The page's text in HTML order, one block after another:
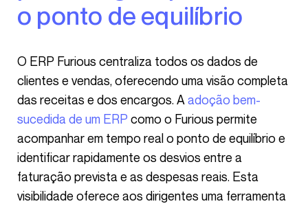
o ponto de equilíbrio
O ERP Furious centraliza todos os dados de
clientes e vendas, oferecendo uma visão completa
das receitas e dos encargos. A adoção bem-
sucedida de um ERP como o Furious permite
acompanhar em tempo real o ponto de equilíbrio e
identificar rapidamente os desvios entre a
faturação prevista e as despesas reais. Esta
visibilidade oferece aos dirigentes uma ferramenta